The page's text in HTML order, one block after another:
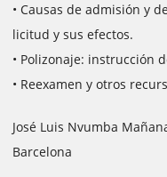
• Causas de admisión y
licitud y sus efectos.
• Polizonaje: instrucción
• Reexamen y otros
José Luis Nvumba
Barcelona